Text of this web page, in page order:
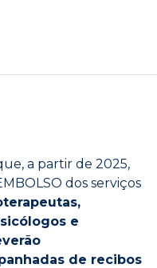
a partir de 2025,
dos serviços
e
de recibos